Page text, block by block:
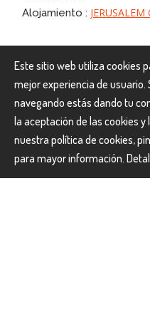
Alojamiento : JERUSALEM
Día 8 MAR
Traslado del hotel en
Muerto.Cena y
Alojamiento : DAVID
Día 9 y 10
Este sitio web utiliza cookies
mejor experiencia de usuario.
navegando estás dando tu
la aceptación de las cookies
nuestra política de cookies,
para mayor información.